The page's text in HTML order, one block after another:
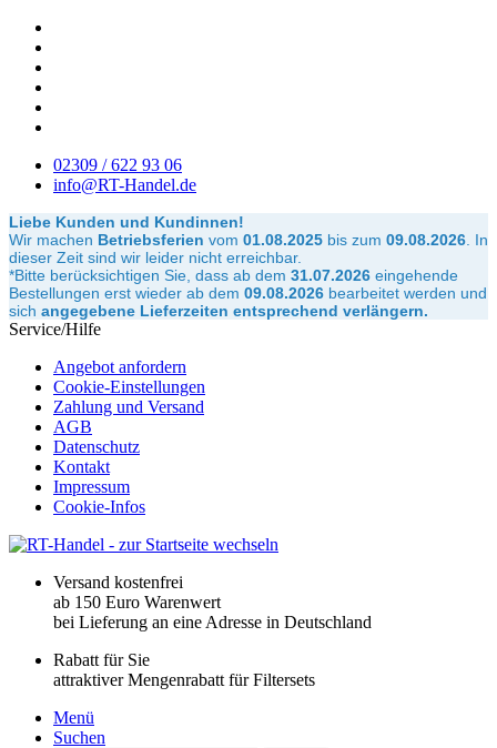
02309 / 622 93 06
info@RT-Handel.de
Liebe Kunden und Kundinnen!
Wir machen Betriebsferien vom 01.08.2025 bis zum 09.08.2026 In
dieser Zeit sind wir leider nicht erreichbar.
*Bitte berücksichtigen Sie, dass ab dem 31.07.2026 eingehende
Bestellungen erst wieder ab dem 09.08.2026 bearbeitet werden und
sich angegebene Lieferzeiten entsprechend verlängern.
Service/Hilfe
Angebot anfordern
Cookie-Einstellungen
Zahlung und Versand
AGB
Datenschutz
Kontakt
Impressum
Cookie-Infos
Versand kostenfrei
ab 150 Euro Warenwert
bei Lieferung an eine Adresse in Deutschland
Rabatt für Sie
attraktiver Mengenrabatt für Filtersets
Menü
Suchen